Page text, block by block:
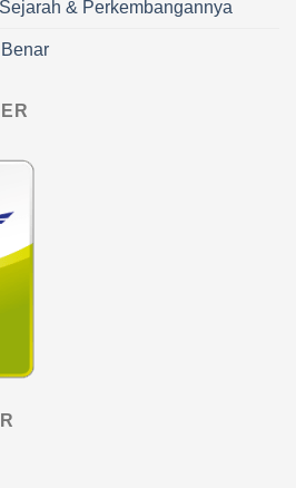
& Perkembangannya